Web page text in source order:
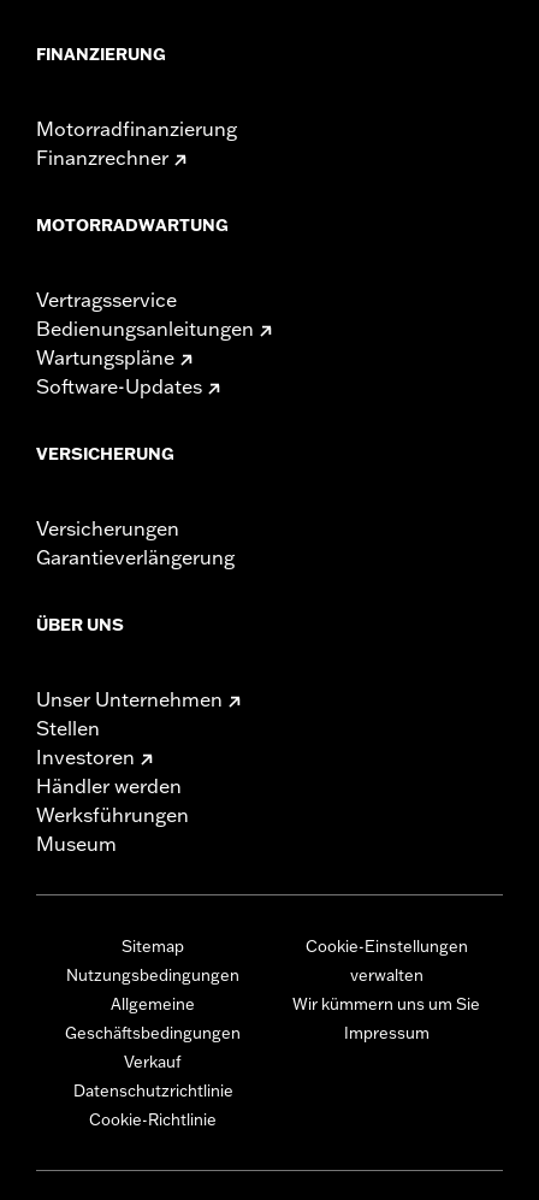
FINANZIERUNG
Motorradfinanzierung
Finanzrechner
MOTORRADWARTUNG
Vertragsservice
Bedienungsanleitungen
Wartungspläne
Software-Updates
VERSICHERUNG
Versicherungen
Garantieverlängerung
ÜBER UNS
Unser Unternehmen
Stellen
Investoren
Händler werden
Werksführungen
Museum
Sitemap
Nutzungsbedingungen
Allgemeine
Geschäftsbedingungen
Verkauf
Datenschutzrichtlinie
Cookie-Richtlinie
Cookie-Einstellungen
verwalten
Wir kümmern uns um Sie
Impressum